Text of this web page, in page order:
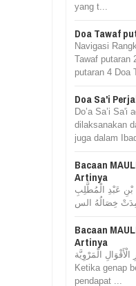
yang t...
Doa Tawaf
Navigasi
Tawaf putaran
putaran 4 Doa
Doa Sa'i
Do’a Sa’i Sa'i
dilaksanakan
juga dalam
Bacaan
Artinya
بْنِ عَبْدِ الْمُطَّلِبِ
Bacaan
Artinya
الْمَرْوِيَّة
Ketika genap
pendapat ...